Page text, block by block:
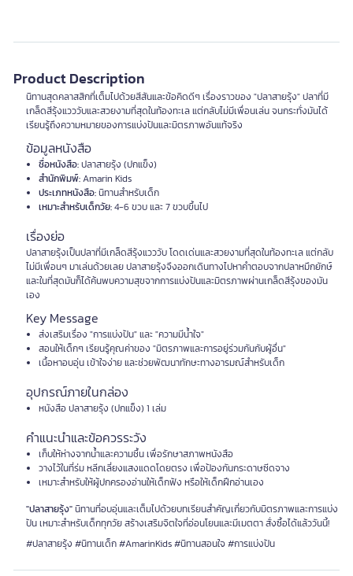
Product Description
นิทานสุดคลาสสิกที่เต็มไปด้วยสีสันและข้อคิดดีๆ เรื่องราวของ "ปลาสายรุ้ง" ปลาที่มี
เกล็ดสีรุ้งแวววับและสวยงามที่สุดในท้องทะเล แต่กลับไม่มีเพื่อนเล่น จนกระทั่งมันได้
เรียนรู้ถึงความหมายของการแบ่งปันและมิตรภาพอันแท้จริง
ข้อมูลหนังสือ
ชื่อหนังสือ:ปลาสายรุ้ง (ปกแข็ง)
สำนักพิมพ์:Amarin Kids
ประเภทหนังสือ:นิทานสำหรับเด็ก
เหมาะสำหรับเด็กวัย:4-6 ขวบ และ 7 ขวบขึ้นไป
เรื่องย่อ
ปลาสายรุ้งเป็นปลาที่มีเกล็ดสีรุ้งแวววับ โดดเด่นและสวยงามที่สุดในท้องทะเล แต่กลับ
ไม่มีเพื่อนๆ มาเล่นด้วยเลย ปลาสายรุ้งจึงออกเดินทางไปหาคำตอบจากปลาหมึกยักษ์
และในที่สุดมันก็ได้ค้นพบความสุขจากการแบ่งปันและมิตรภาพผ่านเกล็ดสีรุ้งของมัน
เอง
Key Message
ส่งเสริมเรื่อง "การแบ่งปัน" และ "ความมีน้ำใจ"
สอนให้เด็กๆ เรียนรู้คุณค่าของ "มิตรภาพและการอยู่ร่วมกันกับผู้อื่น"
เนื้อหาอบอุ่น เข้าใจง่าย และช่วยพัฒนาทักษะทางอารมณ์สำหรับเด็ก
อุปกรณ์ภายในกล่อง
หนังสือ ปลาสายรุ้ง (ปกแข็ง) 1 เล่ม
คำแนะนำและข้อควรระวัง
เก็บให้ห่างจากน้ำและความชื้น เพื่อรักษาสภาพหนังสือ
วางไว้ในที่ร่ม หลีกเลี่ยงแสงแดดโดยตรง เพื่อป้องกันกระดาษซีดจาง
เหมาะสำหรับให้ผู้ปกครองอ่านให้เด็กฟัง หรือให้เด็กฝึกอ่านเอง
"ปลาสายรุ้ง"นิทานที่อบอุ่นและเต็มไปด้วยบทเรียนสำคัญเกี่ยวกับมิตรภาพและการแบ่ง
ปัน เหมาะสำหรับเด็กทุกวัย สร้างเสริมจิตใจที่อ่อนโยนและมีเมตตา สั่งซื้อได้แล้ววันนี้!
#ปลาสายรุ้ง #นิทานเด็ก #AmarinKids #นิทานสอนใจ #การแบ่งปัน